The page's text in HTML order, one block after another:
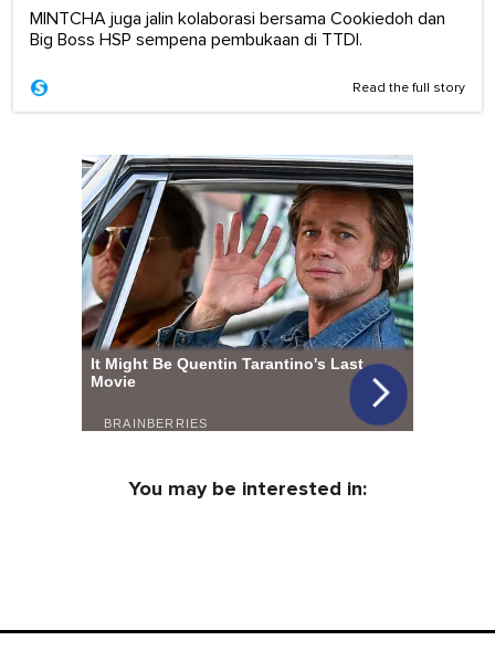
MINTCHA juga jalin kolaborasi bersama Cookiedoh dan
Big Boss HSP sempena pembukaan di TTDI.
Read the full story
You may be interested in: